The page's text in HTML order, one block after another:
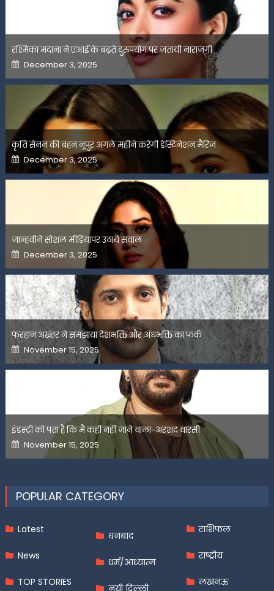
रश्मिका मंदाना ने एआई के बढ़ते दुरुपयोग पर जतायी नाराजगी
Posted
on
December 3, 2025
कृति सेनन की बहन नूपुर अगले महीने करेंगी डेस्टिनेशन मैरिज
Posted
on
December 3, 2025
जान्हवीने सोशल मीडियापर उठाये सवाल
Posted
on
December 3, 2025
फरहान अख्तर ने समझाया देशभक्ति और अंधभक्ति का फर्क
Posted
on
November 15, 2025
इंडस्ट्री को पता है कि मैं कहीं नहीं जाने वाला-अरशद वारसी
Posted
on
November 15, 2025
POPULAR CATEGORY
Latest
News
TOP STORIES
धनबाद
धर्म/आध्यात्म
राशिफल
राष्ट्रीय
लखनऊ